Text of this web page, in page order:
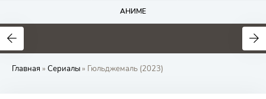
АНИМЕ
Главная » Сериалы» Гюльджемаль (2023)